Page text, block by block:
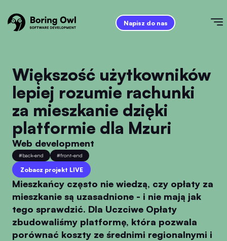
Napisz do nas
Większość użytkowników
lepiej rozumie rachunki
za mieszkanie dzięki
platformie dla Mzuri
Web development
#back-end #front-end
Zobacz projekt LIVE
Mieszkańcy często nie wiedzą, czy opłaty za
mieszkanie są uzasadnione - i nie mają jak
tego sprawdzić. Dla Uczciwe Opłaty
zbudowaliśmy platformę, która pozwala
porównać koszty ze średnimi regionalnymi i